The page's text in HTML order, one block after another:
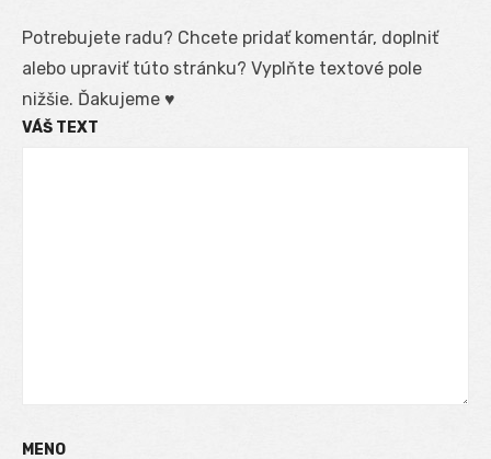
Potrebujete radu? Chcete pridať komentár, doplniť
alebo upraviť túto stránku? Vyplňte textové pole
nižšie. Ďakujeme ♥
VÁŠ TEXT
MENO